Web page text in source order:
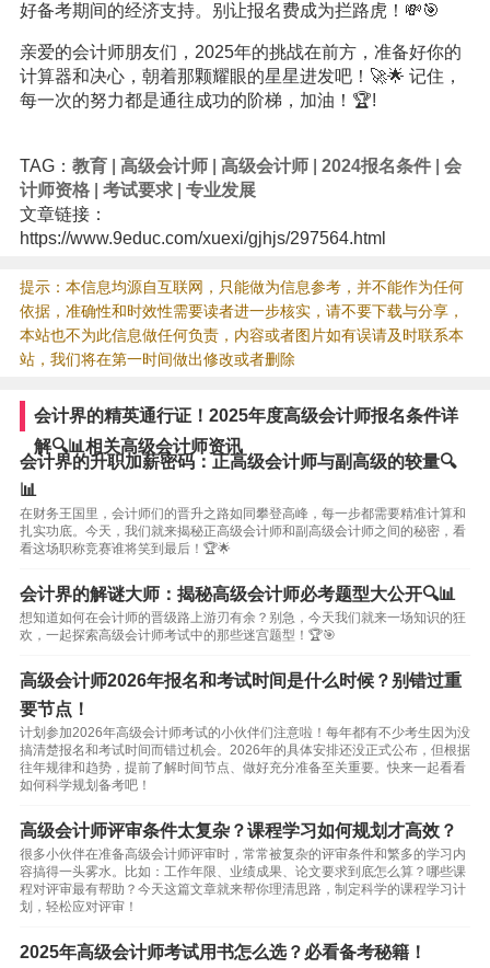
好备考期间的经济支持。别让报名费成为拦路虎！💸🎯
亲爱的会计师朋友们，2025年的挑战在前方，准备好你的
计算器和决心，朝着那颗耀眼的星星进发吧！🚀🌟 记住，
每一次的努力都是通往成功的阶梯，加油！🏆!
TAG： 教育| 高级会计师| 高级会计师| 2024报名条件| 会
计师资格| 考试要求| 专业发展
文章链接：
https://www.9educ.com/xuexi/gjhjs/297564.html
提示：本信息均源自互联网，只能做为信息参考，并不能作为任何
依据，准确性和时效性需要读者进一步核实，请不要下载与分享，
本站也不为此信息做任何负责，内容或者图片如有误请及时联系本
站，我们将在第一时间做出修改或者删除
会计界的精英通行证！2025年度高级会计师报名条件详
解🔍📊相关高级会计师资讯
会计界的升职加薪密码：正高级会计师与副高级的较量🔍
📊
在财务王国里，会计师们的晋升之路如同攀登高峰，每一步都需要精准计算和
扎实功底。今天，我们就来揭秘正高级会计师和副高级会计师之间的秘密，看
看这场职称竞赛谁将笑到最后！🏆🌟
会计界的解谜大师：揭秘高级会计师必考题型大公开🔍📊
想知道如何在会计师的晋级路上游刃有余？别急，今天我们就来一场知识的狂
欢，一起探索高级会计师考试中的那些迷宫题型！🏆🎯
高级会计师2026年报名和考试时间是什么时候？别错过重
要节点！
计划参加2026年高级会计师考试的小伙伴们注意啦！每年都有不少考生因为没
搞清楚报名和考试时间而错过机会。2026年的具体安排还没正式公布，但根据
往年规律和趋势，提前了解时间节点、做好充分准备至关重要。快来一起看看
如何科学规划备考吧！
高级会计师评审条件太复杂？课程学习如何规划才高效？
很多小伙伴在准备高级会计师评审时，常常被复杂的评审条件和繁多的学习内
容搞得一头雾水。比如：工作年限、业绩成果、论文要求到底怎么算？哪些课
程对评审最有帮助？今天这篇文章就来帮你理清思路，制定科学的课程学习计
划，轻松应对评审！
2025年高级会计师考试用书怎么选？必看备考秘籍！